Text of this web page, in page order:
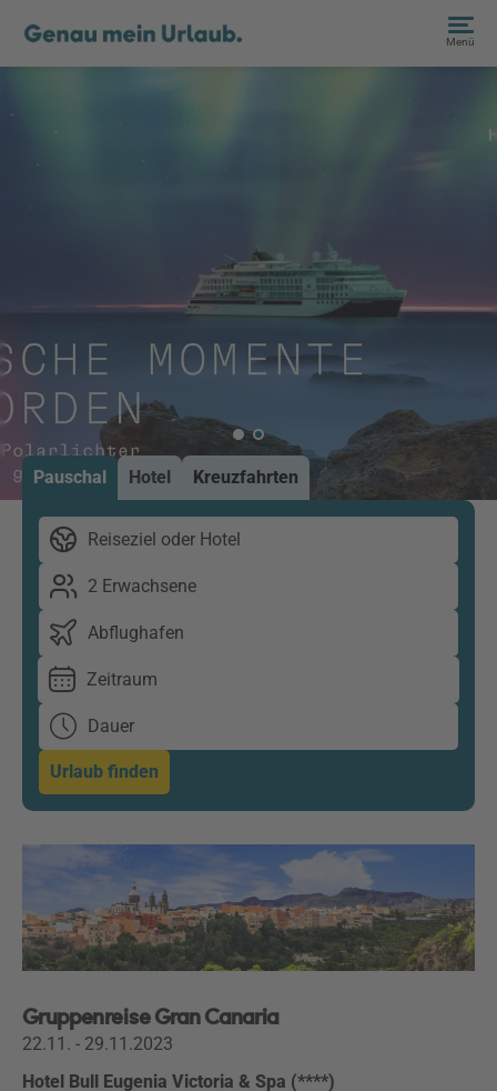
Menü
Pauschal Hotel Kreuzfahrten
Reiseziel oder Hotel
2 Erwachsene
Abflughafen
Zeitraum
Dauer
Urlaub finden
Gruppenreise Gran Canaria
22.11. - 29.11.2023
Hotel Bull Eugenia Victoria & Spa (****)